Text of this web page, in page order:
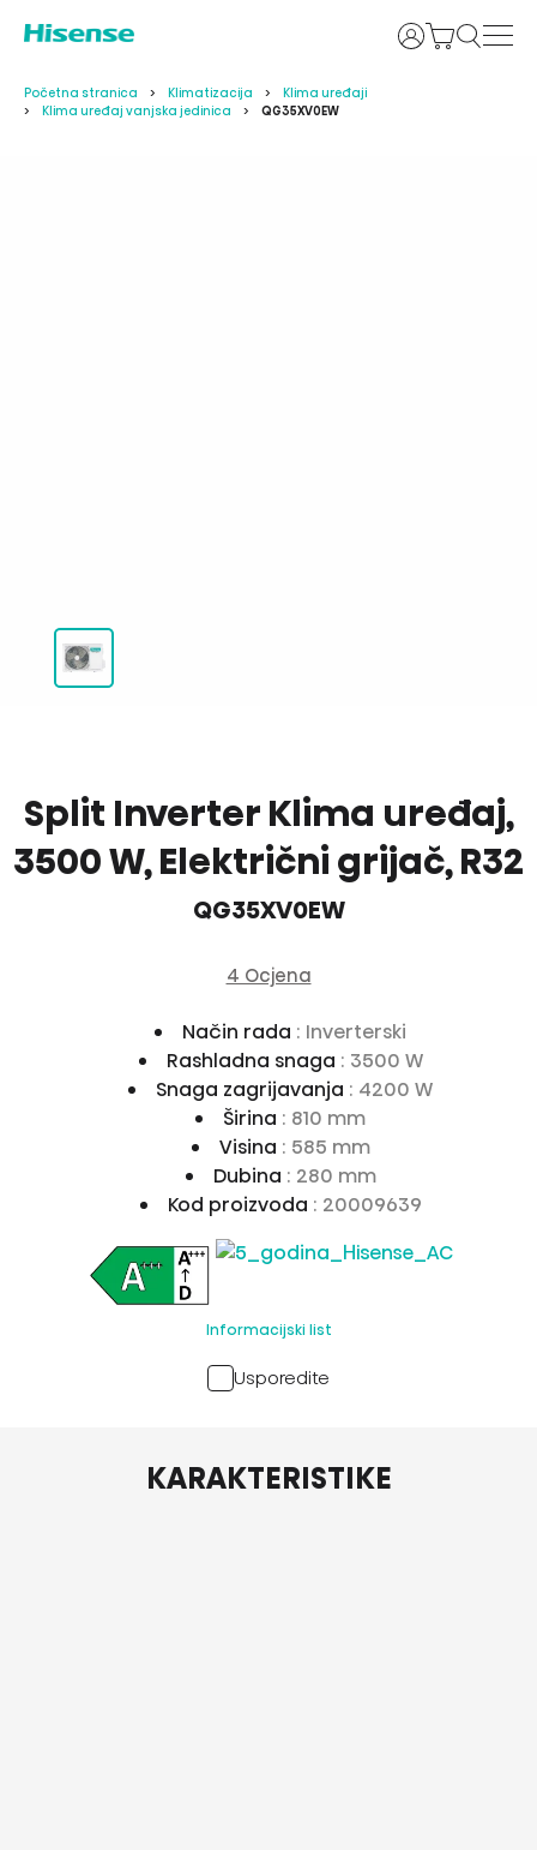
Prijava
Početna stranica Klimatizacija
Klima uređaji
Klima uređaj vanjska jedinica
QG35XV0EW
Split Inverter Klima uređaj,
3500 W, Električni grijač, R32
QG35XV0EW
4 Ocjena
Način rada : Inverterski
Rashladna snaga : 3500 W
Snaga zagrijavanja : 4200 W
Širina : 810 mm
Visina : 585 mm
Dubina : 280 mm
Kod proizvoda : 20009639
Informacijski list
Usporedite
KARAKTERISTIKE